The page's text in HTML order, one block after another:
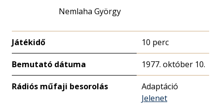
Nemlaha György
Játékidő 10 perc
Bemutató dátuma 1977. október 10.
Rádiós műfaji besorolás
Adaptáció
Jelenet